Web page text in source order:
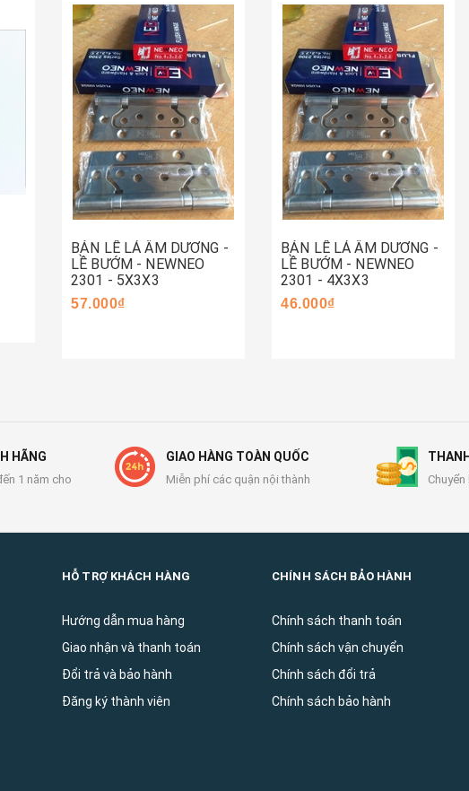
BẢN LỀ LÁ ÂM DƯƠNG -
LỀ BƯỚM - NEWNEO
2301 - 5X3X3
57.000₫
BẢN LỀ LÁ ÂM DƯƠNG -
LỀ BƯỚM - NEWNEO
2301 - 4X3X3
46.000₫
HÃNG
1 năm cho
GIAO HÀNG TOÀN QUỐC
Miễn phí các quận nội thành
HỖ TRỢ KHÁCH HÀNG
Hướng dẫn mua hàng
Giao nhận và thanh toán
Đổi trả và bảo hành
Đăng ký thành viên
CHÍNH SÁCH BẢO HÀNH
Chính sách thanh toán
Chính sách vận chuyển
Chính sách đổi trả
Chính sách bảo hành